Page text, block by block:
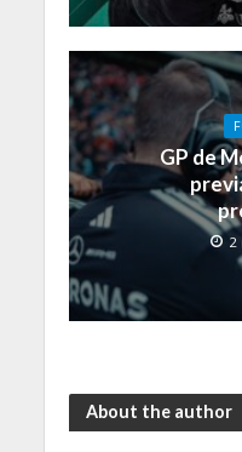
GP de
2
About the author